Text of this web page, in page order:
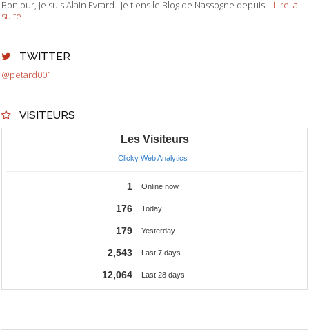
Bonjour, Je suis Alain Evrard. je tiens le Blog de Nassogne depuis... Lire la
suite
TWITTER
@petard001
VISITEURS